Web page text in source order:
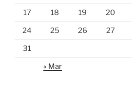
17 18 19 20
24 25 26 27
31
« Mar